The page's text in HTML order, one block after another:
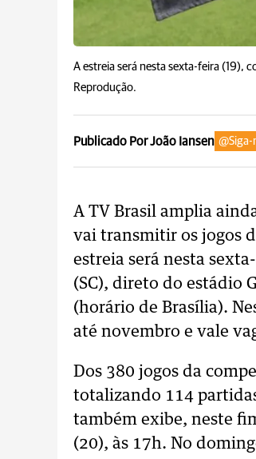
A estreia será nesta sexta-feira (19),
Reprodução.
Publicado Por João Iansen @Siga-
A TV Brasil amplia
vai transmitir os jogos
estreia será nesta
(SC), direto do estádio
(horário de Brasília).
até novembro e vale
Dos 380 jogos da
totalizando 114
também exibe, neste
(20), às 17h. No